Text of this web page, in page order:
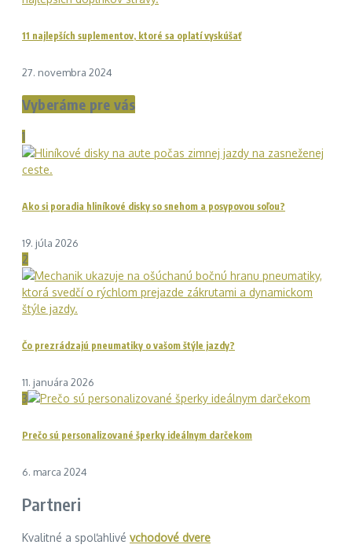
11 najlepších suplementov, ktoré sa oplatí vyskúšať
27. novembra 2024
Vyberáme pre vás
1
Ako si poradia hliníkové disky so snehom a posypovou soľou?
19. júla 2026
2
Čo prezrádzajú pneumatiky o vašom štýle jazdy?
11. januára 2026
3
Prečo sú personalizované šperky ideálnym darčekom
6. marca 2024
Partneri
Kvalitné a spoľahlivé vchodové dvere